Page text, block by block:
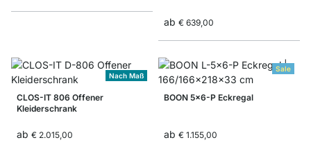
ab € 639,00
Nach Maß
CLOS-IT 806 Offener
Kleiderschrank
ab € 2.015,00
Sale
BOON 5x6-P Eckregal
ab € 1.155,00